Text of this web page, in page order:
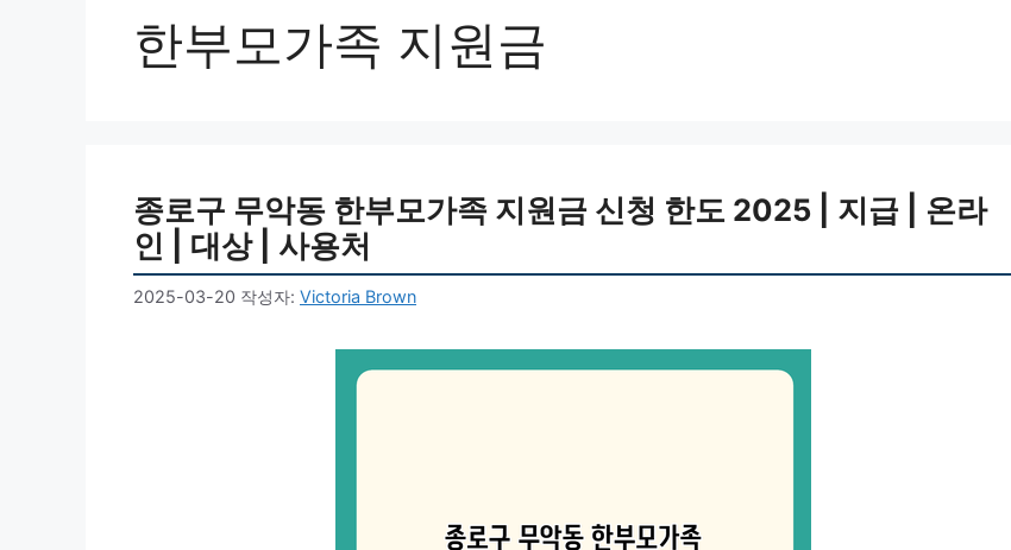
한부모가족 지원금
종로구 무악동 한부모가족 지원금 신청 한도 2025 | 지급 | 온라
인 | 대상 | 사용처
2025-03-20 작성자: Victoria Brown